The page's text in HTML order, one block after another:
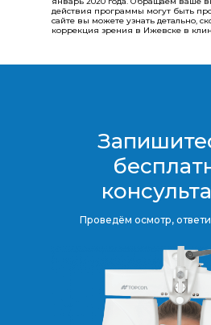
действия программы могут быть
сайте вы можете узнать детально,
коррекция зрения в Ижевске в
Проведём осмотр,